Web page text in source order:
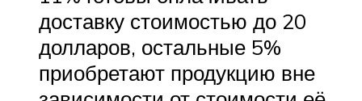
доставку стоимостью до 20
долларов, остальные 5%
приобретают продукцию вне